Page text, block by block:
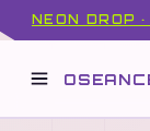
NEON DROP